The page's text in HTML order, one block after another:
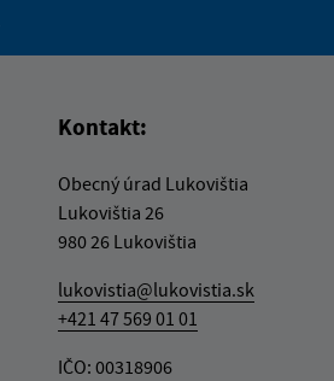
Kontakt:
Obecný úrad Lukovištia
Lukovištia 26
980 26 Lukovištia
lukovistia@lukovistia.sk
+421 47 569 01 01
IČO: 00318906